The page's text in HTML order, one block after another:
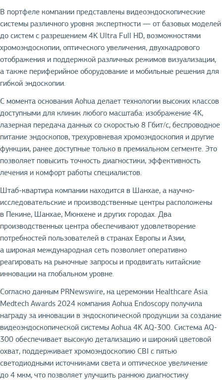
В портфеле компании представлены видеоэндоскопические
системы различного уровня экспертности — от базовых моделей
до систем с разрешением 4K Ultra Full HD, возможностями
хромоэндоскопии, оптического увеличения, двухкадрового
отображения и поддержкой различных режимов визуализации,
а также периферийное оборудование и мобильные решения для
гибкой эндоскопии.
С момента основания Aohua делает технологии высоких классов
доступными для клиник любого масштаба: изображение 4K,
лазерная передача данных со скоростью 8 Гбит/с, беспроводное
питание эндоскопов, трехуровневая хромоэндоскопия и другие
функции, ранее доступные только в премиальном сегменте. Это
позволяет повысить точность диагностики, эффективность
лечения и комфорт работы специалистов.
Штаб-квартира компании находится в Шанхае, а научно-
исследовательские и производственные центры расположены
в Пекине, Шанхае, Мюнхене и других городах. Два
производственных центра обеспечивают удовлетворение
потребностей пользователей в странах Европы и Азии,
а широкая международная сеть позволяет оперативно
реагировать на рыночные запросы и продвигать китайские
инновации на глобальном уровне.
Согласно данным PRNewswire, на церемонии Healthcare Asia
Medtech Awards 2024 компания Aohua Endoscopy получила
награду за инновации в эндоскопической продукции за создание
видеоэндоскопической системы Aohua 4K AQ-300. Система AQ-
300 обеспечивает высокую детализацию и широкий цветовой
охват, поддерживает хромоэндоскопию CBI с пятью
светодиодными источниками света и оптическое увеличение
до 4 мкм, что позволяет улучшить раннюю диагностику